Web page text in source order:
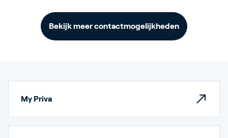
Bekijk meer contactmogelijkheden
My Priva